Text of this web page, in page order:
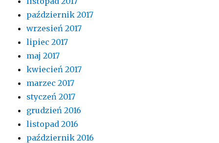
październik 2017
wrzesień 2017
lipiec 2017
maj 2017
kwiecień 2017
marzec 2017
styczeń 2017
grudzień 2016
listopad 2016
październik 2016